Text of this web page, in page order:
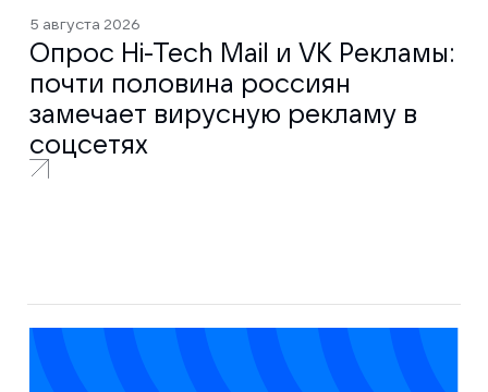
5 августа 2026
Опрос Hi-Tech Mail и VK Рекламы:
почти половина россиян
замечает вирусную рекламу в
соцсетях